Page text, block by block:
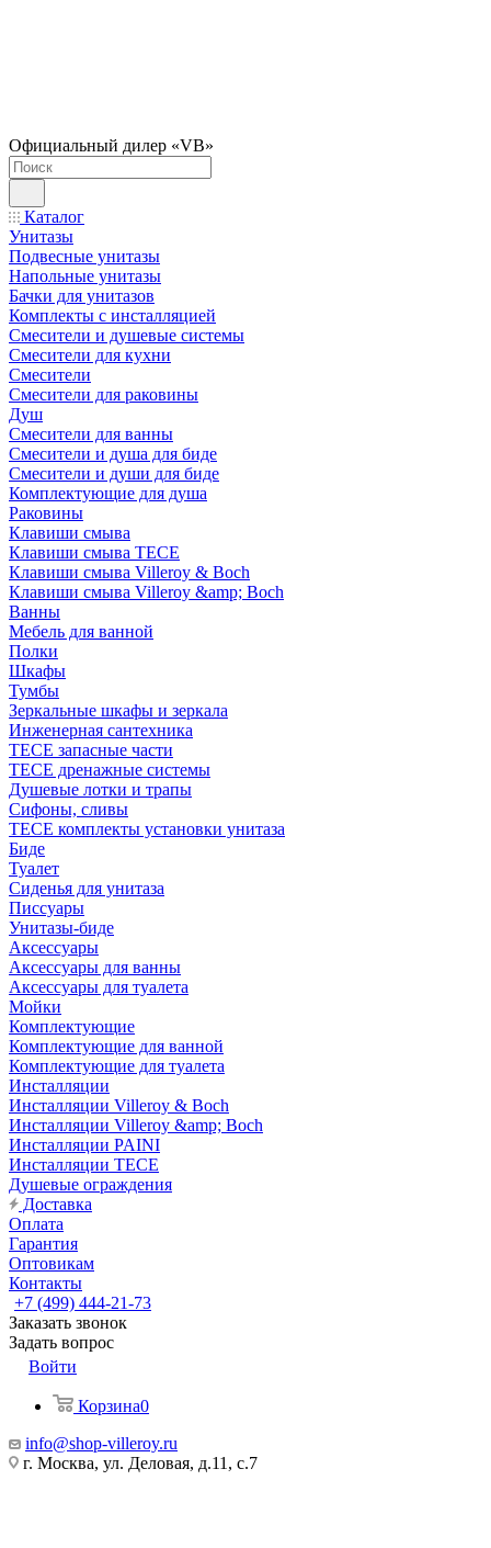
Официальный дилер «VB»
Каталог
Унитазы
Подвесные унитазы
Напольные унитазы
Бачки для унитазов
Комплекты с инсталляцией
Смесители и душевые системы
Смесители для кухни
Смесители
Смесители для раковины
Душ
Смесители для ванны
Смесители и душа для биде
Смесители и души для биде
Комплектующие для душа
Раковины
Клавиши смыва
Клавиши смыва TECE
Клавиши смыва Villeroy & Boch
Клавиши смыва Villeroy &amp; Boch
Ванны
Мебель для ванной
Полки
Шкафы
Тумбы
Зеркальные шкафы и зеркала
Инженерная сантехника
TECE запасные части
TECE дренажные системы
Душевые лотки и трапы
Сифоны, сливы
TECE комплекты установки унитаза
Биде
Туалет
Сиденья для унитаза
Писсуары
Унитазы-биде
Аксессуары
Аксессуары для ванны
Аксессуары для туалета
Мойки
Комплектующие
Комплектующие для ванной
Комплектующие для туалета
Инсталляции
Инсталляции Villeroy & Boch
Инсталляции Villeroy &amp; Boch
Инсталляции PAINI
Инсталляции TECE
Душевые ограждения
Доставка
Оплата
Гарантия
Оптовикам
Контакты
+7 (499) 444-21-73
Заказать звонок
Задать вопрос
Войти
Корзина0
info@shop-villeroy.ru
г. Москва, ул. Деловая, д.11, с.7